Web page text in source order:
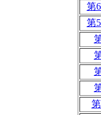
第
第